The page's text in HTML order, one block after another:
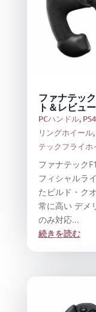
ファナテッ
ト＆レビュー
PCハンドル,
リングホイール,
テックフライホ
ファナテック
フィシャルラ
たビルド・ク
常に高い デメ
のみ対応...
続きを読む